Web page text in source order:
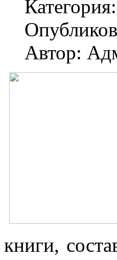
Категория:
Автор:
книги,